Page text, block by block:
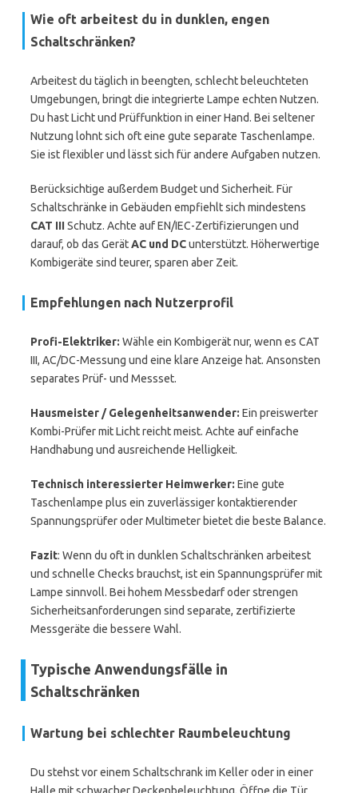
Wie oft arbeitest du in dunklen, engen
Schaltschränken?
Arbeitest du täglich in beengten, schlecht beleuchteten
Umgebungen, bringt die integrierte Lampe echten Nutzen.
Du hast Licht und Prüffunktion in einer Hand. Bei seltener
Nutzung lohnt sich oft eine gute separate Taschenlampe.
Sie ist flexibler und lässt sich für andere Aufgaben nutzen.
Berücksichtige außerdem Budget und Sicherheit. Für
Schaltschränke in Gebäuden empfiehlt sich mindestens
CAT IIISchutz. Achte auf EN/IEC-Zertifizierungen und
darauf, ob das GerätAC und DCunterstützt. Höherwertige
Kombigeräte sind teurer, sparen aber Zeit.
Empfehlungen nach Nutzerprofil
Profi-Elektriker: Wähle ein Kombigerät nur, wenn es CAT
III, AC/DC-Messung und eine klare Anzeige hat. Ansonsten
separates Prüf- und Messset.
Hausmeister / Gelegenheitsanwender: Ein preiswerter
Kombi-Prüfer mit Licht reicht meist. Achte auf einfache
Handhabung und ausreichende Helligkeit.
Technisch interessierter Heimwerker: Eine gute
Taschenlampe plus ein zuverlässiger kontaktierender
Spannungsprüfer oder Multimeter bietet die beste Balance.
Fazit: Wenn du oft in dunklen Schaltschränken arbeitest
und schnelle Checks brauchst, ist ein Spannungsprüfer mit
Lampe sinnvoll. Bei hohem Messbedarf oder strengen
Sicherheitsanforderungen sind separate, zertifizierte
Messgeräte die bessere Wahl.
Typische Anwendungsfälle in
Schaltschränken
Wartung bei schlechter Raumbeleuchtung
Du stehst vor einem Schalt­schrank im Keller oder in einer